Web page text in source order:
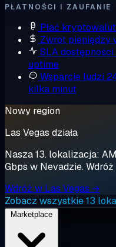
PŁATNOŚCI I ZAUFANIE
Płać
Zwrot pieniędzy
SLA dostępności
uptime
Wsparcie ludzi
kilka minut
Nowy region
Las Vegas działa
Nasza 13. lokalizacja:
Gbps w Nevadzie.
Wdróż w Las Vegas →
Zobacz wszystkie 13